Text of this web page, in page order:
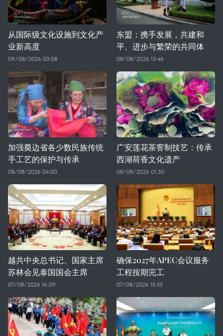
从国际级文化设施到文化产
业新高度
09/08/2026 03:08
东盟：携手发展，共建和
平、进步与繁荣的共同体
08/08/2026 13:46
加强奠边省各少数民族传统
手工艺的保护与传承
08/08/2026 04:00
广安莲花茶窨制技艺：传承
西湖荷香文化遗产
08/08/2026 01:30
越共中央总书记、国家主席
苏林会见泰国国会主席
07/08/2026 16:09
确保2027年APEC会议服务
工程按期完工
07/08/2026 15:53